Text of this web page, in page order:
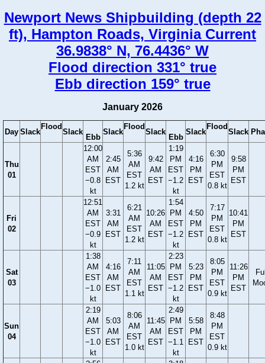
Newport News Shipbuilding (depth 22
ft), Hampton Roads, Virginia Current
36.9838° N, 76.4436° W
Flood direction 331° true
Ebb direction 159° true
January 2026
Day Slack
Flood
Slack
Ebb
Slack
Flood
Slack
Ebb
Slack
Flood
Slack
Thu
01
12:00
AM
EST
−0.8
kt
2:45
AM
EST
5:36
AM
EST
1.2 kt
9:42
AM
EST
1:19
PM
EST
−1.2
kt
4:16
PM
EST
6:30
PM
EST
0.8 kt
9:58
PM
EST
Fri
02
12:51
AM
EST
−0.9
kt
3:31
AM
EST
6:21
AM
EST
1.2 kt
10:26
AM
EST
1:54
PM
EST
−1.2
kt
4:50
PM
EST
7:17
PM
EST
0.8 kt
10:41
PM
EST
Sat
03
1:38
AM
EST
−1.0
kt
4:16
AM
EST
7:11
AM
EST
1.1 kt
11:05
AM
EST
2:23
PM
EST
−1.2
kt
5:23
PM
EST
8:05
PM
EST
0.9 kt
11:26
PM
EST
Sun
04
2:19
AM
EST
−1.0
kt
5:03
AM
EST
8:06
AM
EST
1.0 kt
11:45
AM
EST
2:49
PM
EST
−1.1
kt
5:58
PM
EST
8:48
PM
EST
0.9 kt